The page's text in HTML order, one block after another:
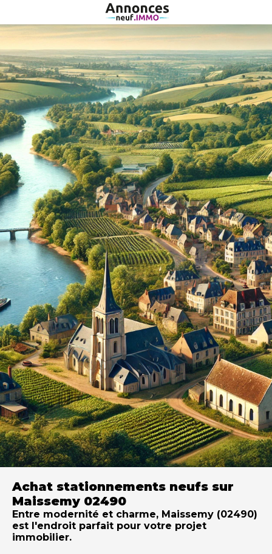
Achat stationnements neufs sur
Maissemy 02490
Entre modernité et charme, Maissemy (02490)
est l'endroit parfait pour votre projet
immobilier.